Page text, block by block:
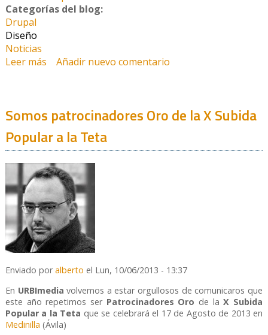
Categorías del blog:
Drupal
Diseño
Noticias
Leer más sobre Somos patrocinadores Oro de la XI Subida
Añadir nuevo comentario
Somos patrocinadores Oro de la X Subida
Popular a la Teta
Enviado poralberto el Lun, 10/06/2013 - 13:37
En URBImedia volvemos a estar orgullosos de comunicaros que
este año repetimos ser Patrocinadores Oro de laX Subida
Popular a la Teta que se celebrará el 17 de Agosto de 2013 en
Medinilla (Ávila)